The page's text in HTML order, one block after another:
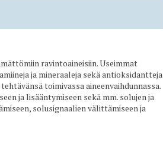
ravintoaineisiin. Useimmat
ja mineraaleja sekä antioksidantteja
toimivassa aineenvaihdunnassa.
ja lisääntymiseen sekä mm. solujen ja
solusignaalien välittämiseen ja